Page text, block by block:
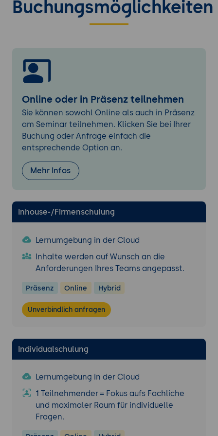
vs. kommerzielle Enterprise-Datenbank
mit RAC-Konzept.
Workloads mit niedriger Latenz und
Für Finanzsektor, E-Commerce oder
Bereiche mit strengem ACID-Bedarf
Grundlagen der Nutzung von OceanBase
Plattformübersicht
Zentrale Komponenten (RootService,
Observer, PartitionServer).
Verwaltung über Command-Line-
OMS, Cloud-Console).
CPU/RAM je nach Cluster-Größe,
Netzwerk).
Schritt-für-Schritt-Setup, um ein
OceanBase-Cluster in Test- oder
Produktionsumgebung zu installieren.
Grundlegende Konzepte
basierte Konsistenz, Multi-Tenant-
Management.
Datenmodell (Schema-Design,
PartitionKey, Primary Key),
Datenmanagement
Strategien zur Einbindung vorhandener
Datenbanken (Migration, Import).
Buchungsmöglichkeiten
Online oder in Präsenz teilnehmen
Sie können sowohl Online als auch in Präsenz
am Seminar teilnehmen. Klicken Sie bei Ihrer
Buchung oder Anfrage einfach die
entsprechende Option an.
Mehr Infos
Inhouse-/Firmenschulung
Lernumgebung in der Cloud
Inhalte werden auf Wunsch an die
Anforderungen Ihres Teams angepasst.
Präsenz Online Hybrid
Unverbindlich anfragen
Individualschulung
Lernumgebung in der Cloud
1 Teilnehmender = Fokus aufs Fachliche
und maximaler Raum für individuelle
Fragen.